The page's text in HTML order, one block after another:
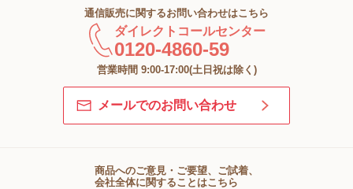
通信販売に関するお問い合わせはこちら
ダイレクトコールセンター
0120-4860-59
営業時間 9:00-17:00(土日祝は除く)
メールでのお問い合わせ
商品へのご意見・ご要望、ご試着、
会社全体に関することはこちら